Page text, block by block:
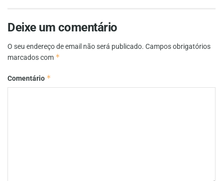
Deixe um comentário
O seu endereço de email não será publicado. Campos obrigatórios
marcados com *
Comentário *